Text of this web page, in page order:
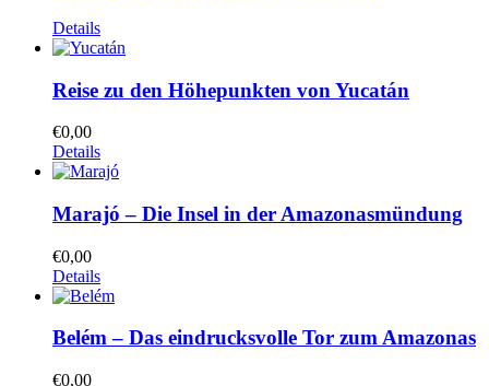
Details
Reise zu den Höhepunkten von Yucatán
€0,00
Details
Marajó – Die Insel in der Amazonasmündung
€0,00
Details
Belém – Das eindrucksvolle Tor zum Amazonas
€0,00